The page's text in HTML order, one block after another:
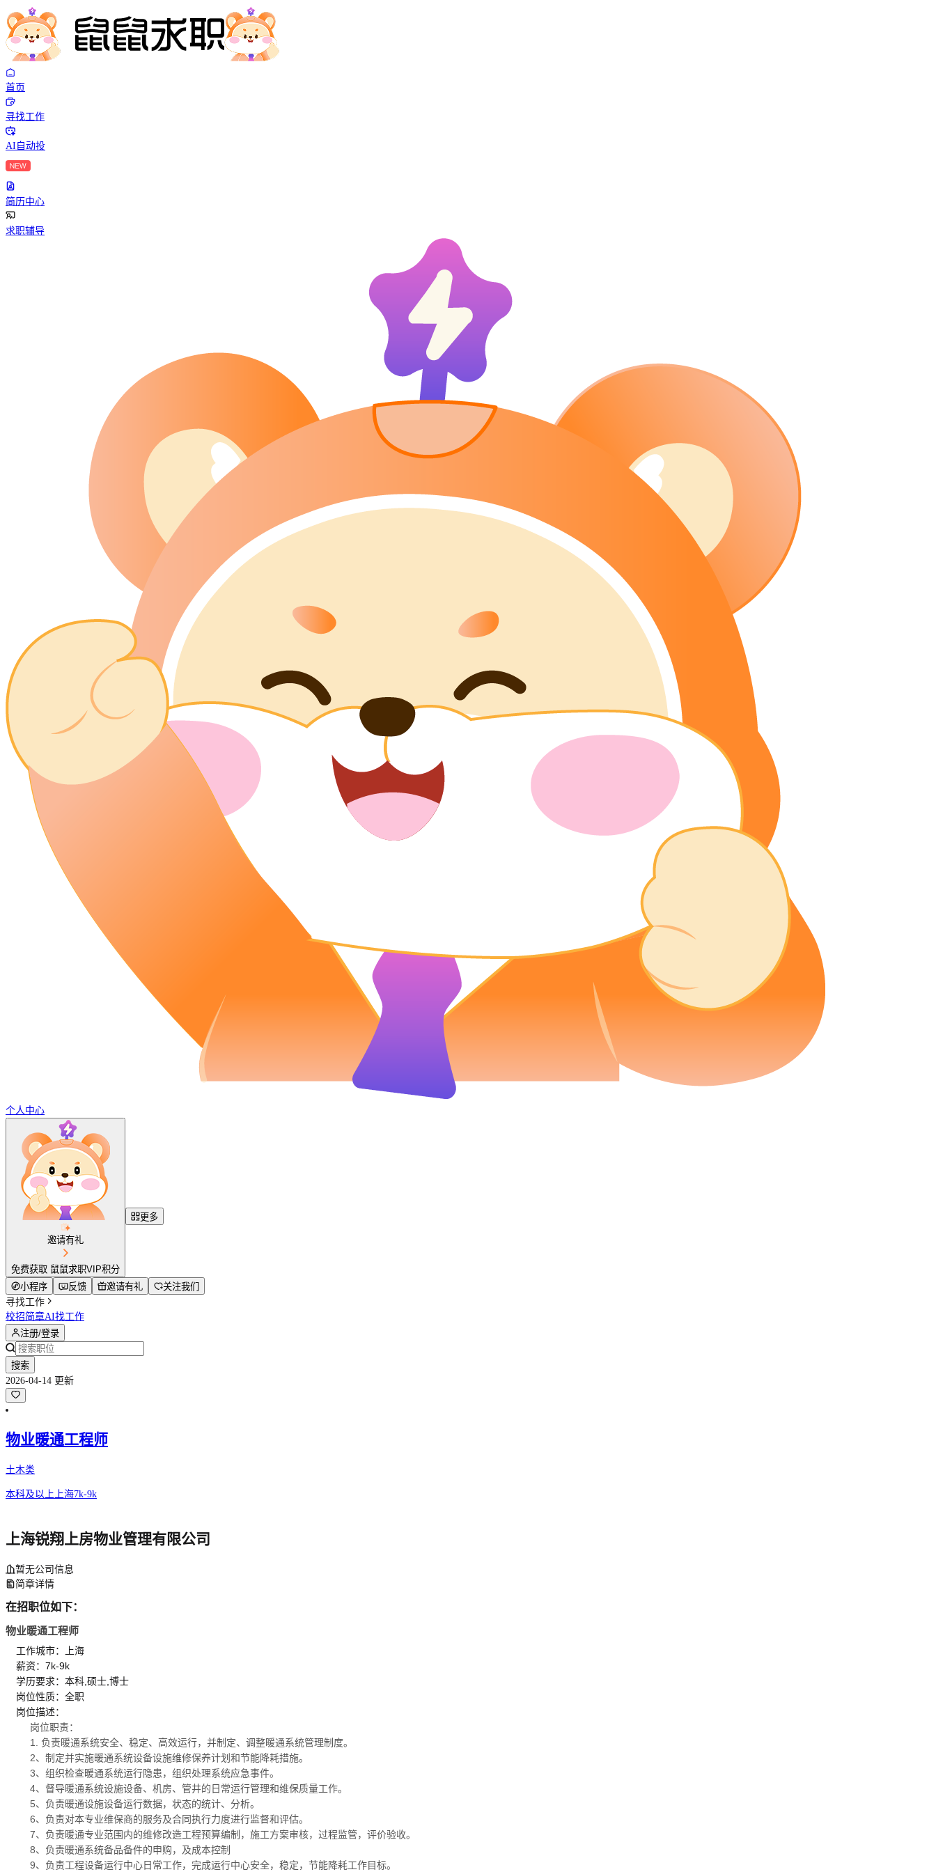
首页
寻找工作
AI自动投
简历中心
求职辅导
个人中心
邀请有礼
免费获取 鼠鼠求职VIP积分
更多
小程序 反馈 邀请有礼
关注我们
寻找工作
校招简章AI找工作
注册/登录
搜索
2026-04-14 更新
物业暖通工程师
土木类
本科及以上 上海7k-9k
上海锐翔上房物业管理有限公司
暂无公司信息
简章详情
在招职位如下：
物业暖通工程师
工作城市：上海
薪资：7k-9k
学历要求：本科,硕士,博士
岗位性质：全职
岗位描述：
岗位职责：
1. 负责暖通系统安全、稳定、高效运行，并制定、调整暖通系统管理制度。
2、制定并实施暖通系统设备设施维修保养计划和节能降耗措施。
3、组织检查暖通系统运行隐患，组织处理系统应急事件。
4、督导暖通系统设施设备、机房、管井的日常运行管理和维保质量工作。
5、负责暖通设施设备运行数据，状态的统计、分析。
6、负责对本专业维保商的服务及合同执行力度进行监督和评估。
7、负责暖通专业范围内的维修改造工程预算编制，施工方案审核，过程监管，评价验收。
8、负责暖通系统备品备件的申购，及成本控制
9、负责工程设备运行中心日常工作，完成运行中心安全，稳定，节能降耗工作目标。